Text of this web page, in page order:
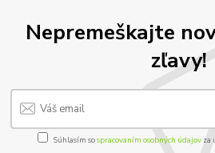
Nepremeškajte
zľavy!
Súhlasím sospracovaním osobných údajov za